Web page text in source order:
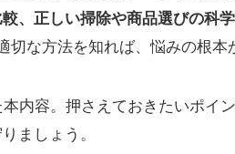
、正しい掃除や商品選びの科
な方法を知れば、悩みの根本
内容。押さえておきたいポイ
ましょう。